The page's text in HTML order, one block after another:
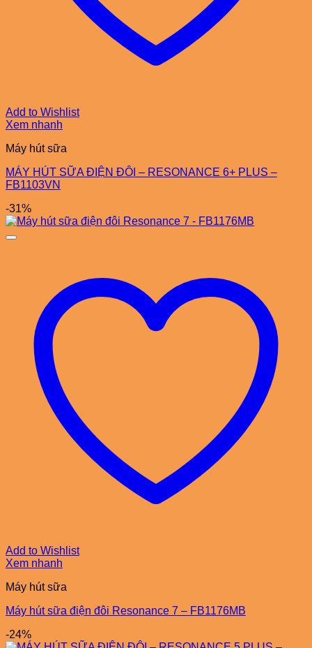
Add to Wishlist
Xem nhanh
Máy hút sữa
MÁY HÚT SỮA ĐIỆN ĐÔI – RESONANCE 6+ PLUS –
FB1103VN
-31%
Add to Wishlist
Xem nhanh
Máy hút sữa
Máy hút sữa điện đôi Resonance 7 – FB1176MB
-24%